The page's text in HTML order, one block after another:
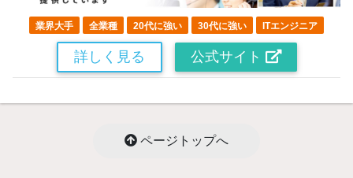
業界大手 全業種 20代に強い 30代に強い ITエンジニア
詳しく見る 公式サイト
ページトップへ